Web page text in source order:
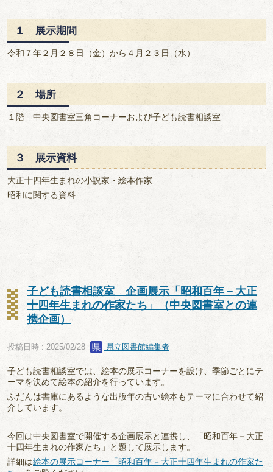
１ 展示期間
令和７年２月２８日（金）から４月２３日（水）
２ 場所
１階 中央図書室三角コーナーおよび子ども読書相談室
３ 展示資料
大正十四年生まれの小説家・絵本作家
昭和に関する資料
子ども読書相談室 企画展示「昭和百年－大正
十四年生まれの作家たち」（中央図書室との連
携企画）
投稿日時 : 2025/02/28 県立図書館編集者
子ども読書相談室では、絵本の展示コーナーを設け、季節ごとにテ
ーマを決めて絵本の紹介を行っています。
ふだんは書庫にあるような出版年の古い絵本もテーマに合わせて紹
介しています。
今回は中央図書室で開催する企画展示と連携し、「昭和百年－大正
十四年生まれの作家たち」と題して展示します。
詳細は絵本の展示コーナー「昭和百年－大正十四年生まれの作家た